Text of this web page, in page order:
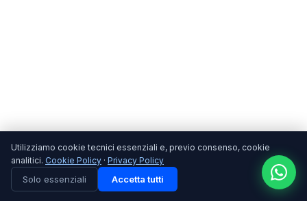
Utilizziamo cookie tecnici essenziali e, previo consenso, cookie
analitici. Cookie Policy · Privacy Policy
Solo essenziali Accetta tutti